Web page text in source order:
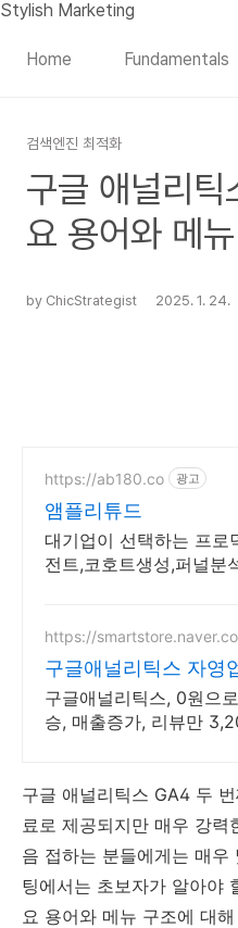
본문 바로가기
Stylish Marketing
Home Fundamentals
검색엔진 최적화
구글 애널리
요 용어와 메
by ChicStrategist 2025. 1. 24.
https://ab180.co 광고
앰플리튜드
대기업이 선택하는 프로
전트,코호트생성,퍼널분
https://
구글애널리틱스 자영
꼭 읽어야될 책
구글애널리틱스, 0원으
승, 매출증가, 리뷰만
구글 애널리틱스 GA4 두
료로 제공되지만 매우 강력
음 접하는 분들에게는 매
팅에서는 초보자가 알아야
요 용어와 메뉴 구조에 대